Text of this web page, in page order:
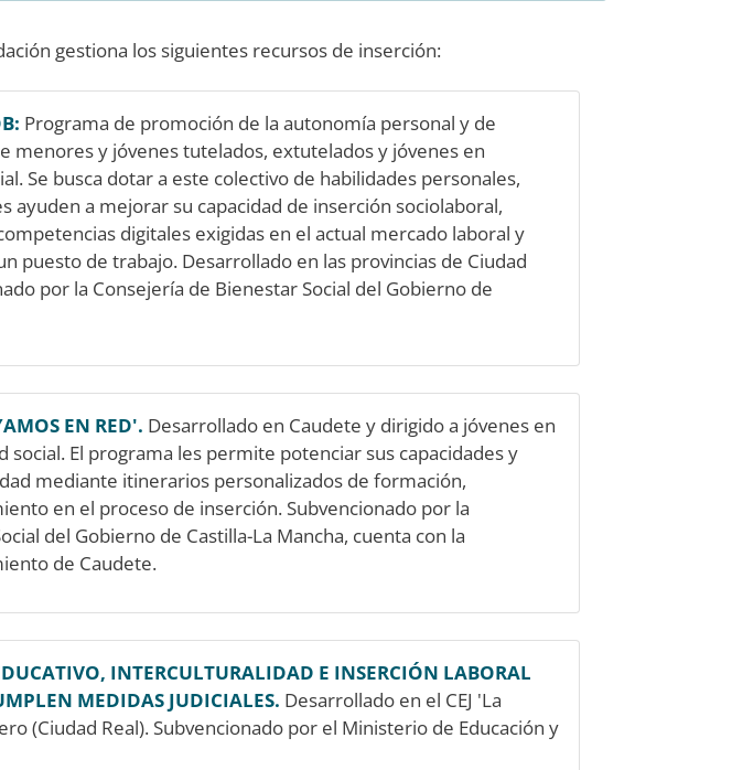
gestiona los siguientes recursos de inserción:
Programa de promoción de la autonomía personal y de
menores y jóvenes tutelados, extutelados y jóvenes en
Se busca dotar a este colectivo de habilidades personales,
ayuden a mejorar su capacidad de inserción sociolaboral,
digitales exigidas en el actual mercado laboral y
puesto de trabajo. Desarrollado en las provincias de Ciudad
por la Consejería de Bienestar Social del Gobierno de
EN RED'. Desarrollado en Caudete y dirigido a jóvenes en
social. El programa les permite potenciar sus capacidades y
mediante itinerarios personalizados de formación,
en el proceso de inserción. Subvencionado por la
del Gobierno de Castilla-La Mancha, cuenta con la
de Caudete.
INTERCULTURALIDAD E INSERCIÓN LABORAL
MEDIDAS JUDICIALES. Desarrollado en el CEJ 'La
(Ciudad Real). Subvencionado por el Ministerio de Educación y